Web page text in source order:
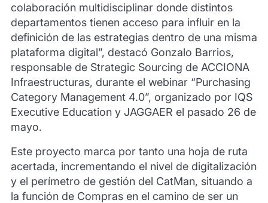
colaboración multidisciplinar donde distintos
departamentos tienen acceso para influir en la
definición de las estrategias dentro de una misma
plataforma digital”, destacó Gonzalo Barrios,
responsable de Strategic Sourcing de ACCIONA
Infraestructuras, durante el webinar “Purchasing
Category Management 4.0”, organizado por IQS
Executive Education y JAGGAER el pasado 26 de
mayo.
Este proyecto marca por tanto una hoja de ruta
acertada, incrementando el nivel de digitalización
y el perímetro de gestión del CatMan, situando a
la función de Compras en el camino de ser un